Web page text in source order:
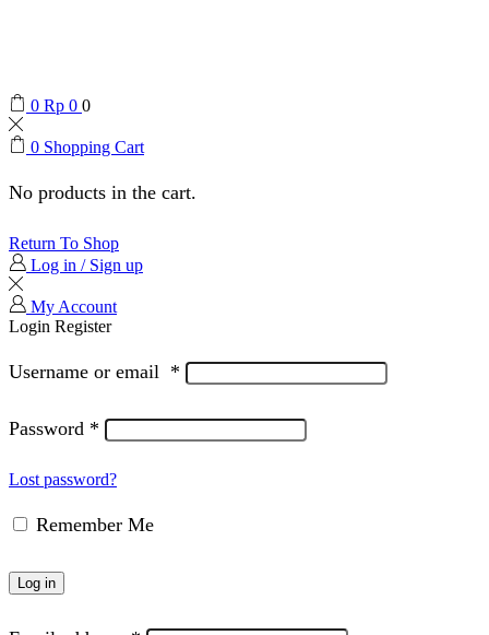
0 Rp 0 0
0 Shopping Cart
No products in the cart.
Return To Shop
Log in / Sign up
My Account
Login Register
Username or email *
Password *
Lost password?
Remember Me
Log in